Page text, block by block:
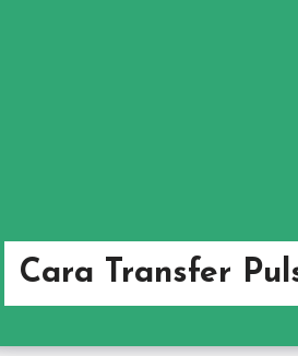
Cara Transfer